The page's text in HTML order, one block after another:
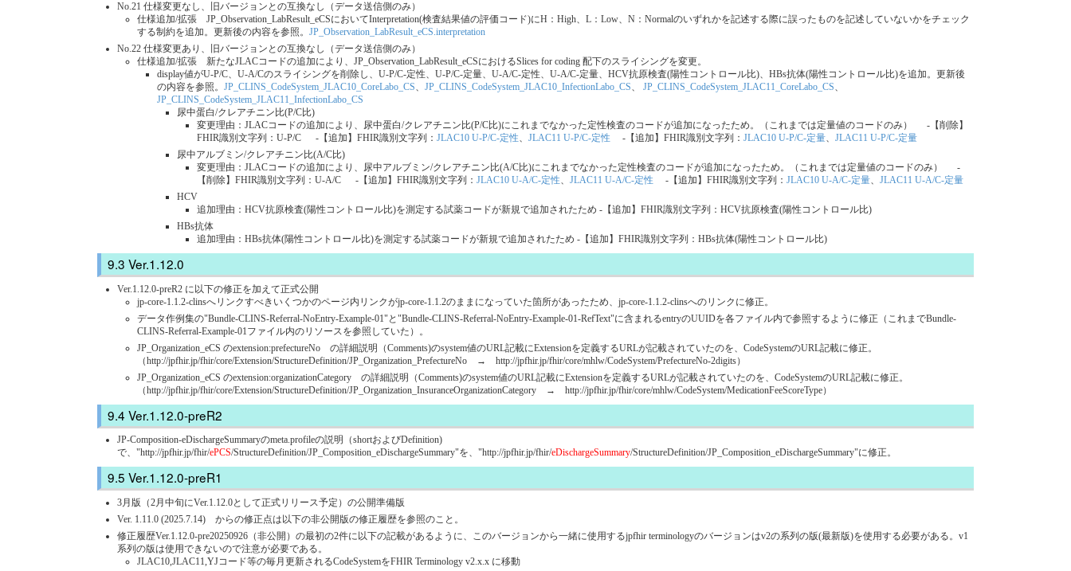
No.21 仕様変更なし、旧バージョンとの互換なし（データ送信側のみ）
仕様追加/拡張 JP_Observation_LabResult_eCSにおいてInterpretation(検査結果値の評価コード)にH：High、L：Low、N：Normalのいずれかを記述する際に誤ったものを記述していないかをチェック
する制約を追加。更新後の内容を参照。 JP_Observation_LabResult_eCS.interpretation
No.22 仕様変更あり、旧バージョンとの互換なし（データ送信側のみ）
仕様追加/拡張 新たなJLACコードの追加により、JP_Observation_LabResult_eCSにおけるSlices for coding 配下のスライシングを変更。
display値がU-P/C、U-A/Cのスライシングを削除し、U-P/C-定性、U-P/C-定量、U-A/C-定性、U-A/C-定量、HCV抗原検査(陽性コントロール比)、HBs抗体(陽性コントロール比)を追加。更新後
の内容を参照。 JP_CLINS_CodeSystem_JLAC10_CoreLabo_CS、 JP_CLINS_CodeSystem_JLAC10_InfectionLabo_CS、 JP_CLINS_CodeSystem_JLAC11_CoreLabo_CS、
JP_CLINS_CodeSystem_JLAC11_InfectionLabo_CS
尿中蛋白/クレアチニン比(P/C比)
変更理由：JLACコードの追加により、尿中蛋白/クレアチニン比(P/C比)にこれまでなかった定性検査のコードが追加になったため。（これまでは定量値のコードのみ） -【削除】
FHIR識別文字列：U-P/C -【追加】FHIR識別文字列： JLAC10 U-P/C-定性、 JLAC11 U-P/C-定性 -【追加】FHIR識別文字列： JLAC10 U-P/C-定量、 JLAC11 U-P/C-定量
尿中アルブミン/クレアチニン比(A/C比)
変更理由：JLACコードの追加により、尿中アルブミン/クレアチニン比(A/C比)にこれまでなかった定性検査のコードが追加になったため。（これまでは定量値のコードのみ） -
【削除】FHIR識別文字列：U-A/C -【追加】FHIR識別文字列： JLAC10 U-A/C-定性、 JLAC11 U-A/C-定性 -【追加】FHIR識別文字列： JLAC10 U-A/C-定量、 JLAC11 U-A/C-定量
HCV
追加理由：HCV抗原検査(陽性コントロール比)を測定する試薬コードが新規で追加されたため -【追加】FHIR識別文字列：HCV抗原検査(陽性コントロール比)
HBs抗体
追加理由：HBs抗体(陽性コントロール比)を測定する試薬コードが新規で追加されたため -【追加】FHIR識別文字列：HBs抗体(陽性コントロール比)
Ver.1.12.0
Ver.1.12.0-preR2 に以下の修正を加えて正式公開
jp-core-1.1.2-clinsへリンクすべきいくつかのページ内リンクがjp-core-1.1.2のままになっていた箇所があったため、jp-core-1.1.2-clinsへのリンクに修正。
データ作例集の"Bundle-CLINS-Referral-NoEntry-Example-01"と"Bundle-CLINS-Referral-NoEntry-Example-01-RefText"に含まれるentryのUUIDを各ファイル内で参照するように修正（これまでBundle-
CLINS-Referral-Example-01ファイル内のリソースを参照していた）。
JP_Organization_eCS のextension:prefectureNo の詳細説明（Comments)のsystem値のURL記載にExtensionを定義するURLが記載されていたのを、CodeSystemのURL記載に修正。
（http://jpfhir.jp/fhir/core/Extension/StructureDefinition/JP_Organization_PrefectureNo → http://jpfhir.jp/fhir/core/mhlw/CodeSystem/PrefectureNo-2digits）
JP_Organization_eCS のextension:organizationCategory の詳細説明（Comments)のsystem値のURL記載にExtensionを定義するURLが記載されていたのを、CodeSystemのURL記載に修正。
（http://jpfhir.jp/fhir/core/Extension/StructureDefinition/JP_Organization_InsuranceOrganizationCategory → http://jpfhir.jp/fhir/core/mhlw/CodeSystem/MedicationFeeScoreType）
Ver.1.12.0-preR2
JP-Composition-eDischargeSummaryのmeta.profileの説明（shortおよびDefinition)
で、"http://jpfhir.jp/fhir/ePCS/StructureDefinition/JP_Composition_eDischargeSummary"を、"http://jpfhir.jp/fhir/eDischargeSummary/StructureDefinition/JP_Composition_eDischargeSummary"に修正。
Ver.1.12.0-preR1
3月版（2月中旬にVer.1.12.0として正式リリース予定）の公開準備版
Ver. 1.11.0 (2025.7.14) からの修正点は以下の非公開版の修正履歴を参照のこと。
修正履歴Ver.1.12.0-pre20250926（非公開）の最初の2件に以下の記載があるように、このバージョンから一緒に使用するjpfhir terminologyのバージョンはv2の系列の版(最新版)を使用する必要がある。v1
系列の版は使用できないので注意が必要である。
JLAC10,JLAC11,YJコード等の毎月更新されるCodeSystemをFHIR Terminology v2.x.x に移動